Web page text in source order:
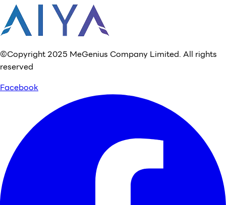
©Copyright 2025 MeGenius Company Limited. All rights
reserved
Facebook